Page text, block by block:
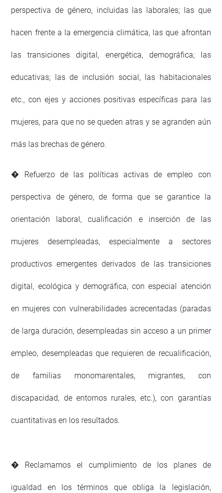
perspectiva de género, incluidas las laborales; las que
hacen frente a la emergencia climática, las que afrontan
las transiciones digital, energética, demográfica; las
educativas; las de inclusión social, las habitacionales
etc., con ejes y acciones positivas específicas para las
mujeres, para que no se queden atras y se agranden aún
más las brechas de género.
� Refuerzo de las políticas activas de empleo con
perspectiva de género, de forma que se garantice la
orientación laboral, cualificación e inserción de las
mujeres desempleadas, especialmente a sectores
productivos emergentes derivados de las transiciones
digital, ecológica y demográfica, con especial atención
en mujeres con vulnerabilidades acrecentadas (paradas
de larga duración, desempleadas sin acceso a un primer
empleo, desempleadas que requieren de recualificación,
de familias monomarentales, migrantes, con
discapacidad, de entornos rurales, etc.), con garantías
cuantitativas en los resultados.
� Reclamamos el cumplimiento de los planes de
igualdad en los términos que obliga la legislación,